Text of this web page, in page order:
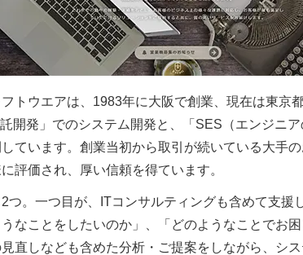
トウエアは、1983年に大阪で創業、現在は東京
開発」でのシステム開発と、「SES（エンジニ
ています。創業当初から取引が続いている大手
評価され、厚い信頼を得ています。
つ。一つ目が、ITコンサルティングも含めて支援
なことをしたいのか」、「どのようなことでお
直しなども含めた分析・ご提案をしながら、シ